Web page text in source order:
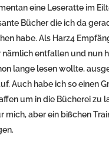
eine Leseratte im
Bücher die ich da
habe. Als Harz4
entfallen und nun
lange lesen wollte,
Auch habe ich so einen
um in die Bücherei zu
mich, aber ein bißchen